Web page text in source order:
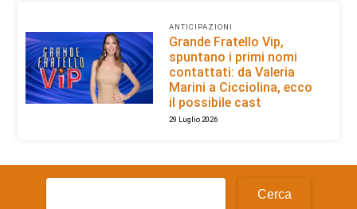
ANTICIPAZIONI
Grande Fratello Vip,
spuntano i primi nomi
contattati: da Valeria
Marini a Cicciolina, ecco
il possibile cast
29 Luglio 2026